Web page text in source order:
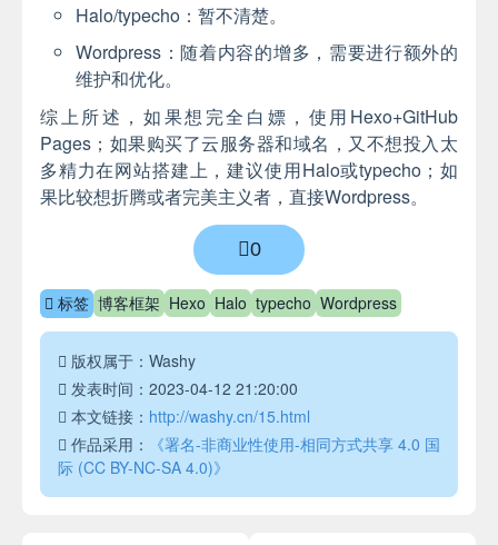
Halo/typecho：暂不清楚。
Wordpress：随着内容的增多，需要进行额外的
维护和优化。
综上所述，如果想完全白嫖，使用Hexo+GitHub
Pages；如果购买了云服务器和域名，又不想投入太
多精力在网站搭建上，建议使用Halo或typecho；如
果比较想折腾或者完美主义者，直接Wordpress。
0
标签 博客框架 Hexo Halo typecho Wordpress
版权属于：Washy
发表时间：2023-04-12 21:20:00
本文链接： http://washy.cn/15.html
作品采用：
《署名-非商业性使用-相同方式共享 4.0 国
际 (CC BY-NC-SA 4.0)》